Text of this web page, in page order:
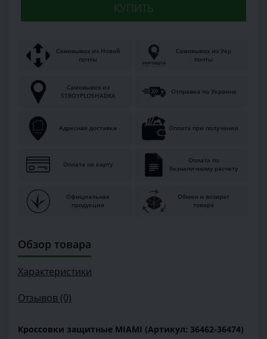
КУПИТЬ
Самовывоз из Новой
почты
Самовывоз из Укр
почты
Самовывоз из
STROYPLOSHADKA
Отправка по Украине
Адресная доставка Оплата при получении
Оплата на карту
Оплата по
безналичному расчету
Официальная
продукция
Обмен и возврат
товара
Обзор товара
Характеристики
Отзывов (0)
Кроссовки защитные MIAMI (Артикул: 36462-36474)